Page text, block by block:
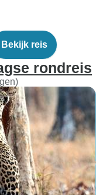
Bekijk reis
rondreis